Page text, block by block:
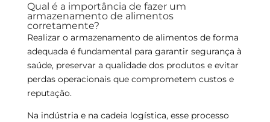
Qual é a importância de fazer um
armazenamento de alimentos
corretamente?
Realizar o armazenamento de alimentos de forma
adequada é fundamental para garantir segurança à
saúde, preservar a qualidade dos produtos e evitar
perdas operacionais que comprometem custos e
reputação.
Na indústria e na cadeia logística, esse processo